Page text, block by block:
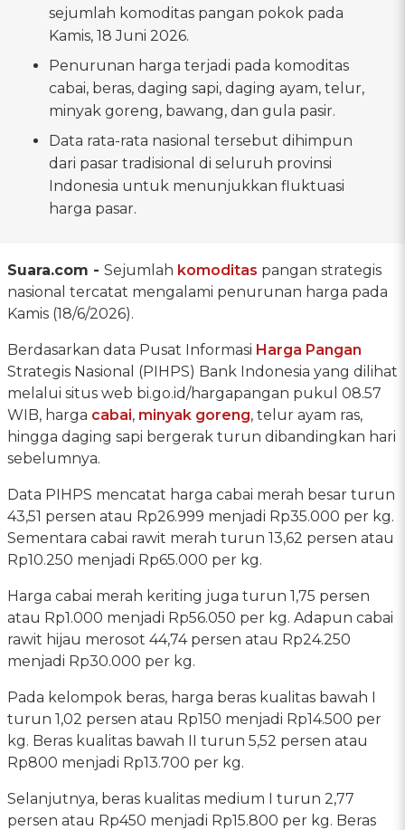
sejumlah komoditas pangan pokok pada
Kamis, 18 Juni 2026.
Penurunan harga terjadi pada komoditas
cabai, beras, daging sapi, daging ayam, telur,
minyak goreng, bawang, dan gula pasir.
Data rata-rata nasional tersebut dihimpun
dari pasar tradisional di seluruh provinsi
Indonesia untuk menunjukkan fluktuasi
harga pasar.
Suara.com - Sejumlah komoditas pangan strategis
nasional tercatat mengalami penurunan harga pada
Kamis (18/6/2026).
Berdasarkan data Pusat Informasi Harga Pangan
Strategis Nasional (PIHPS) Bank Indonesia yang dilihat
melalui situs web bi.go.id/hargapangan pukul 08.57
WIB, harga cabai, minyak goreng, telur ayam ras,
hingga daging sapi bergerak turun dibandingkan hari
sebelumnya.
Data PIHPS mencatat harga cabai merah besar turun
43,51 persen atau Rp26.999 menjadi Rp35.000 per kg.
Sementara cabai rawit merah turun 13,62 persen atau
Rp10.250 menjadi Rp65.000 per kg.
Harga cabai merah keriting juga turun 1,75 persen
atau Rp1.000 menjadi Rp56.050 per kg. Adapun cabai
rawit hijau merosot 44,74 persen atau Rp24.250
menjadi Rp30.000 per kg.
Pada kelompok beras, harga beras kualitas bawah I
turun 1,02 persen atau Rp150 menjadi Rp14.500 per
kg. Beras kualitas bawah II turun 5,52 persen atau
Rp800 menjadi Rp13.700 per kg.
Selanjutnya, beras kualitas medium I turun 2,77
persen atau Rp450 menjadi Rp15.800 per kg. Beras